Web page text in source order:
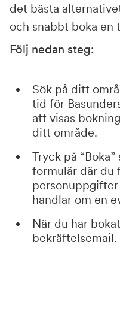
det bästa
och snabbt boka en
Följ nedan steg:
Sök på ditt
tid för
att visas
ditt område.
Tryck på
formulär där du
handlar om en
När du har
bekräftelsemail.